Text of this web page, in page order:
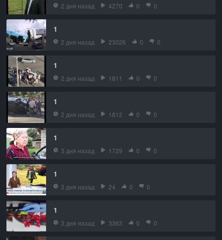
2 дня назад 4270 0 0
1
2 дня назад 23026 0 0
1
2 дня назад 1811 0 0
1
2 дня назад 1812 0 0
1
3 дня назад 1729 0 0
1
3 дня назад 24 0 0
1
3 дня назад 3363 0 0